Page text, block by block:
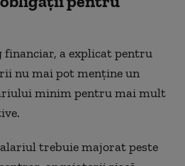
financiar, a explicat pentru
nu mai pot menține un
minim pentru mai mult
trebuie majorat peste